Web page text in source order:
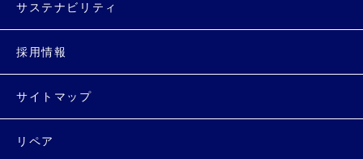
サステナビリティ
採用情報
サイトマップ
リペア